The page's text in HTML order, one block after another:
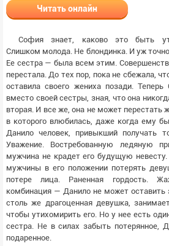
Читать онлайн
София знает, каково это быть
Слишком молода. Не блондинка. И уж
Ее сестра — была всем этим.
перестала. До тех пор, пока не сбежала,
оставила своего жениха позади.
вместо своей сестры, зная, что она
вторая. И все же, она не может
в которого влюбилась, даже когда ему
Данило человек, привыкший получать
Уважение. Востребованную ледяную
мужчина не крадет его будущую
мужчины в его положении потерять
потере лица. Раненная гордость.
комбинация — Данило не может оставить
столь же драгоценная девушка,
чтобы утихомирить его. Но у нее есть
сестра. Не в силах забыть потерянное,
подаренное.